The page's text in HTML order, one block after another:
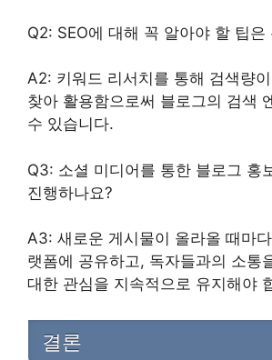
Q2: SEO에 대해 꼭 알아야 할 팁은
A2: 키워드 리서치를 통해 검색량
찾아 활용함으로써 블로그의 검색
수 있습니다.
Q3: 소셜 미디어를 통한 블로그 홍
진행하나요?
A3: 새로운 게시물이 올라올 때마
랫폼에 공유하고, 독자들과의 소통
대한 관심을 지속적으로 유지해야
결론